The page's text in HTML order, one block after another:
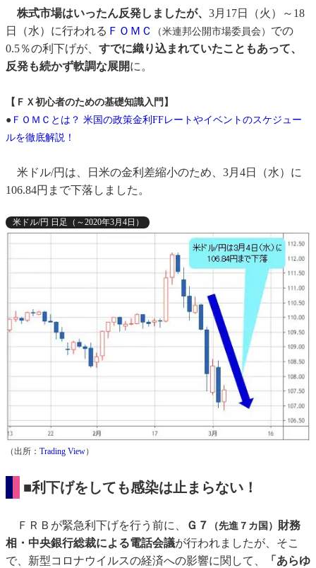
株式市場はいったん反発しましたが、 3月17日（火）～18
日（水）に行われる ＦＯＭＣ （米連邦公開市場委員会） での
0.5％の利下げが、 すでに織り込まれていたこともあって、
反発も続かず軟調な展開に。
【ＦＸ初心者のための基礎知識入門】
● ＦＯＭＣとは？ 米国の政策金利FFレートやイベントのスケジュー
ルを徹底解説！
米ドル/円は、日米の金利差縮小のため、3月4日（水）に
106.84円まで下落しました。
米ドル/円 日足（～2020年3月4日）
（出所： Trading View）
■利下げをしても感染は止まらない！
ＦＲＢが緊急利下げを行う前に、 Ｇ７ （先進７カ国） 財務
相・中央銀行総裁による電話会議が行われましたが、そこ
で、新型コロナウイルスの経済への影響に関して、
「あらゆ